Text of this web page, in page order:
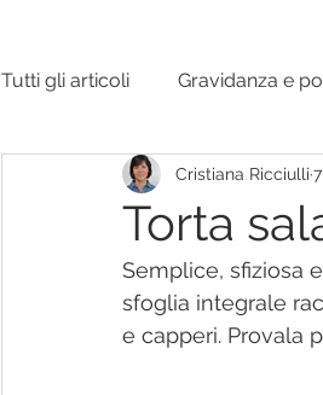
Tutti gli articoli Gravidanza e
Orecchie e vie respiratorie
Disturbi dell'equilibrio
Torta
Cristiana Ricciulli
Semplice, sfiziosa
sfoglia integrale
e capperi. Provala